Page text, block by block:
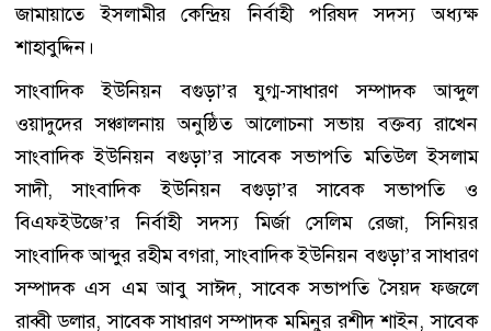
জামায়াতে ইসলামীর কেন্দ্রিয় নির্বাহী পরিষদ সদস্য অধ্যক্ষ
শাহাবুদ্দিন।
সাংবাদিক ইউনিয়ন বগুড়া’র যুগ্ম-সাধারণ সম্পাদক আব্দুল
ওয়াদুদের সঞ্চালনায় অনুষ্ঠিত আলোচনা সভায় বক্তব্য রাখেন
সাংবাদিক ইউনিয়ন বগুড়া’র সাবেক সভাপতি মতিউল ইসলাম
সাদী, সাংবাদিক ইউনিয়ন বগুড়া’র সাবেক সভাপতি ও
বিএফইউজে’র নির্বাহী সদস্য মির্জা সেলিম রেজা, সিনিয়র
সাংবাদিক আব্দুর রহীম বগরা, সাংবাদিক ইউনিয়ন বগুড়া’র সাধারণ
সম্পাদক এস এম আবু সাঈদ, সাবেক সভাপতি সৈয়দ ফজলে
রাব্বী ডলার, সাবেক সাধারণ সম্পাদক মমিনুর রশীদ শাইন, সাবেক